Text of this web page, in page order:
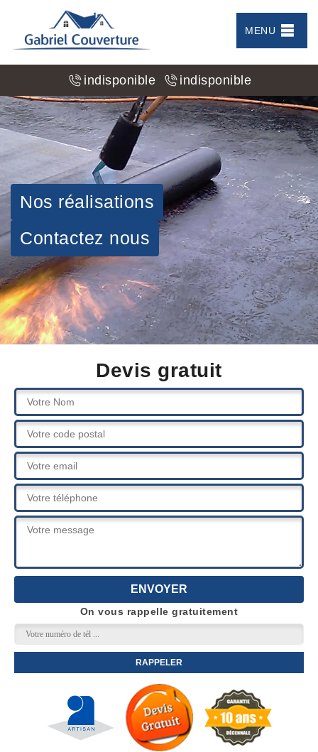
MENU
indisponible indisponible
Nos réalisations
Contactez nous
Devis gratuit
On vous rappelle gratuitement